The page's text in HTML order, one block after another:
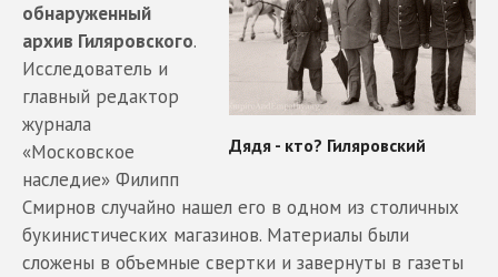
обнаруженный
архив Гиляровского.
Исследователь и
главный редактор
журнала
«Московское
наследие» Филипп
Смирнов случайно нашел его в одном из столичных
букинистических магазинов. Материалы были
сложены в объемные свертки и завернуты в газеты